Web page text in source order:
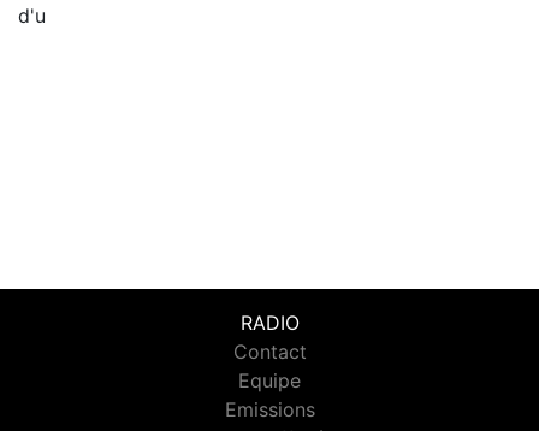
d'u
RADIO
Contact
Equipe
Emissions